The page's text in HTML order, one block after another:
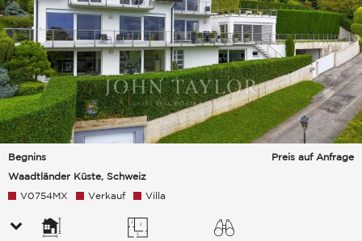
Begnins
Waadtländer Küste, Schweiz
Preis auf Anfrage
V0754MX Verkauf Villa